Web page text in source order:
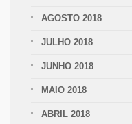
AGOSTO 2018
JULHO 2018
JUNHO 2018
MAIO 2018
ABRIL 2018